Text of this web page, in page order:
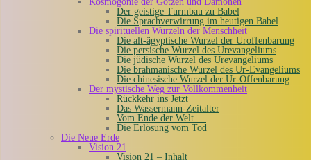
Der geistige Turmbau zu Babel
Die Sprachverwirrung im heutigen Babel
Die spirituellen Wurzeln der Menschheit
Die alt-ägyptische Wurzel der Uroffenbarung
Die persische Wurzel des Urevangeliums
Die jüdische Wurzel des Urevangeliums
Die brahmanische Wurzel des Ur-Evangeliums
Die chinesische Wurzel der Ur-Offenbarung
Der mystische Weg zur Vollkommenheit
Rückkehr ins Jetzt
Das Wassermann-Zeitalter
Vom Ende der Welt …
Die Erlösung vom Tod
Die Neue Erde
Vision 21
Vision 21 – Inhalt